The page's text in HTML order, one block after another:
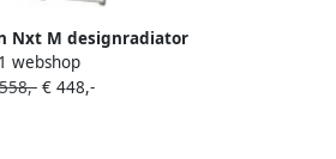
Nxt M designradiator
horizontaal met
1216x500mm 646W
1 webshop
€ 448,-